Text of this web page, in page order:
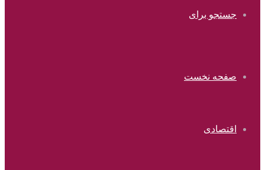
جستجو برای
صفحه نخست
اقتصادی